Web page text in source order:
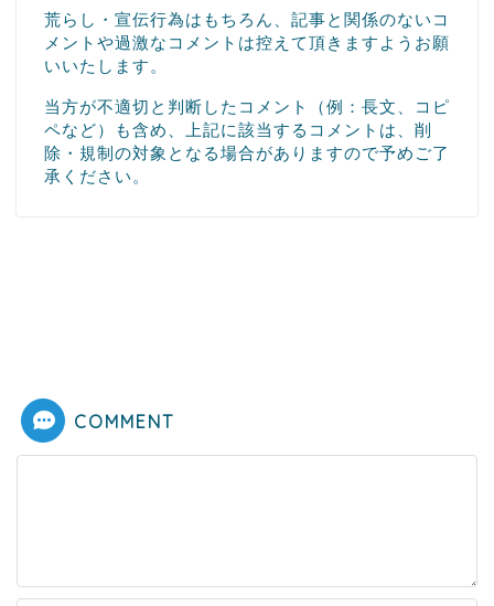
荒らし・宣伝行為はもちろん、記事と関係のないコ
メントや過激なコメントは控えて頂きますようお願
いいたします。
当方が不適切と判断したコメント（例：長文、コピ
ペなど）も含め、上記に該当するコメントは、削
除・規制の対象となる場合がありますので予めご了
承ください。
COMMENT